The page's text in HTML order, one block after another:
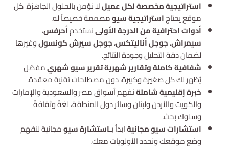
استراتيجية مخصصة لكل عميللا نؤمن بالحلول الجاهزة. كل
موقع يحتاجاستراتيجية سيومصممة خصيصاً له.
أدوات احترافية من الدرجة الأولىنستخدمأحرفس،
سيمراش،جوجل أناليتكس،جوجل سيرش كونسولوغيرها
لضمان دقة التحليل وجودة النتائج.
شفافية كاملة وتقارير شهريةتقرير سيو شهريمفصّل
يُظهر لك كل صغيرة وكبيرة، دون مصطلحات تقنية معقدة.
خبرة إقليمية شاملةنفهم أسواق مصر والسعودية والإمارات
والكويت والأردن ولبنان وسائر دول المنطقة، لغةً وثقافةً
وسلوك بحث.
استشارات سيو مجانيةابدأ بـاستشارة سيومجانية لنفهم
وضع موقعك ونحدد الأولويات معك.